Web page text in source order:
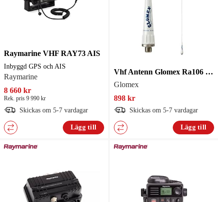
Raymarine VHF RAY73 AIS
Inbyggd GPS och AIS
Raymarine
8 660 kr
Rek. pris 9 990 kr
Skickas om 5-7 vardagar
Lägg till
Vhf Antenn Glomex Ra106 stål
Glomex
898 kr
Skickas om 5-7 vardagar
Lägg till